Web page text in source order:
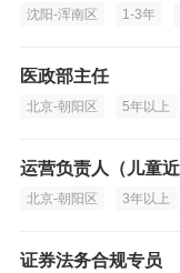
沈阳-浑南区 1-3年
医政部主任
北京-朝阳区 5年以上
运营负责人（儿童
北京-朝阳区 3年以上
证券法务合规专员